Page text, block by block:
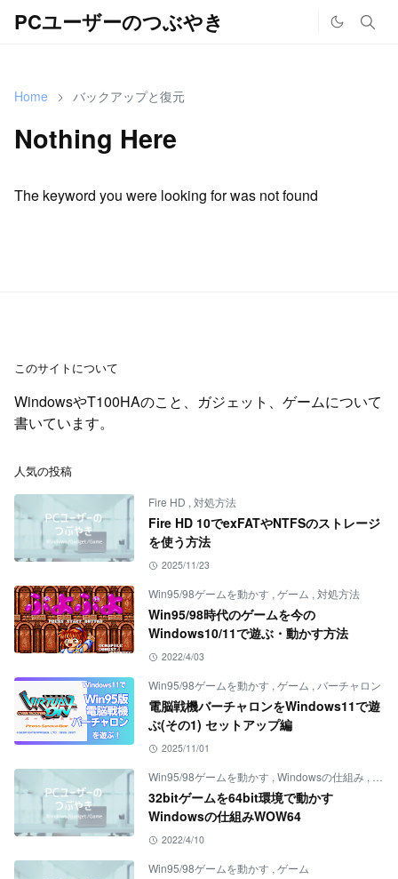
PCユーザーのつぶやき
Home バックアップと復元
Nothing Here
The keyword you were looking for was not found
このサイトについて
WindowsやT100HAのこと、ガジェット、ゲームについて
書いています。
人気の投稿
Fire HD , 対処方法
Fire HD 10でexFATやNTFSのストレージ
を使う方法
2025/11/23
Win95/98ゲームを動かす , ゲーム , 対処方法
Win95/98時代のゲームを今の
Windows10/11で遊ぶ・動かす方法
2022/4/03
Win95/98ゲームを動かす , ゲーム , バーチャロン
電脳戦機バーチャロンをWindows11で遊
ぶ(その1) セットアップ編
2025/11/01
Win95/98ゲームを動かす , Windowsの仕組み ,
32bitゲームを64bit環境で動かす
Windowsの仕組みWOW64
2022/4/10
Win95/98ゲームを動かす , ゲーム